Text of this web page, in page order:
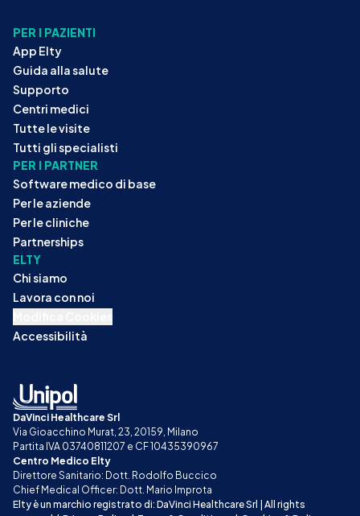
PER I PAZIENTI
App Elty
Guida alla salute
Supporto
Centri medici
Tutte le visite
Tutti gli specialisti
PER I PARTNER
Software medico di base
Per le aziende
Per le cliniche
Partnerships
ELTY
Chi siamo
Lavora con noi
Accessibilità
DaVinci Healthcare Srl
Via Gioacchino Murat, 23, 20159, Milano
Partita IVA 03740811207 e CF 10435390967
Centro Medico Elty
Direttore Sanitario: Dott. Rodolfo Buccico
Chief Medical Officer: Dott. Mario Improta
Elty è un marchio registrato di: DaVinci Healthcare Srl | All rights